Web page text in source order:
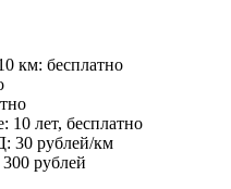
км: бесплатно
10 лет, бесплатно
30 рублей/км
300 рублей